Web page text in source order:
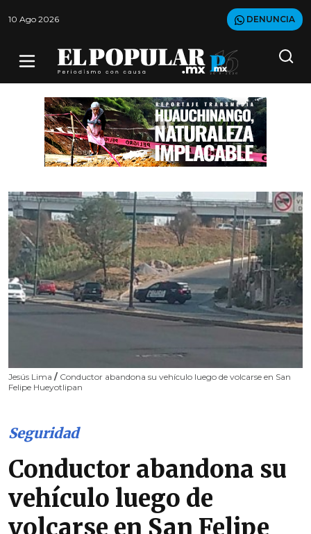
10 Ago 2026 DENUNCIA
Jesús Lima / Conductor abandona su vehículo luego de volcarse en San
Felipe Hueyotlipan
Seguridad
Conductor abandona su
vehículo luego de
volcarse en San Felipe